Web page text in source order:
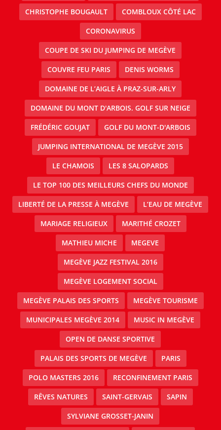
CHRISTOPHE BOUGAULT COMBLOUX CÔTÉ LAC
CORONAVIRUS
COUPE DE SKI DU JUMPING DE MEGÈVE
COUVRE FEU PARIS DENIS WORMS
DOMAINE DE L’AIGLE À PRAZ-SUR-ARLY
DOMAINE DU MONT D'ARBOIS. GOLF SUR NEIGE
FRÉDÉRIC GOUJAT GOLF DU MONT-D'ARBOIS
JUMPING INTERNATIONAL DE MEGÈVE 2015
LE CHAMOIS LES 8 SALOPARDS
LE TOP 100 DES MEILLEURS CHEFS DU MONDE
LIBERTÉ DE LA PRESSE À MEGÈVE L’EAU DE MEGÈVE
MARIAGE RELIGIEUX MARITHÉ CROZET
MATHIEU MICHE MEGEVE
MEGÈVE JAZZ FESTIVAL 2016
MEGÈVE LOGEMENT SOCIAL
MEGÈVE PALAIS DES SPORTS MEGÈVE TOURISME
MUNICIPALES MEGÈVE 2014 MUSIC IN MEGÈVE
OPEN DE DANSE SPORTIVE
PALAIS DES SPORTS DE MEGÈVE PARIS
POLO MASTERS 2016 RECONFINEMENT PARIS
RÊVES NATURES SAINT-GERVAIS SAPIN
SYLVIANE GROSSET-JANIN